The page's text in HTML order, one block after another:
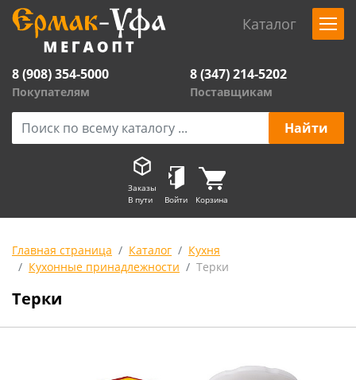
Каталог
8 (908) 354-5000
Покупателям
8 (347) 214-5202
Поставщикам
Заказы
В пути
Войти Корзина
Главная страница Каталог
Кухня
Кухонные принадлежности
Терки
Терки